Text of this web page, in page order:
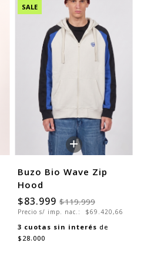
SALE
+
Buzo Bio Wave Zip
Hood
$83.999 $119.999
Precio s/ imp. nac.: $69.420,66
3 cuotas sin interés de
$28.000